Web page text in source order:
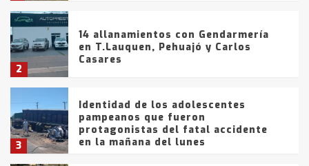
2
14 allanamientos con Gendarmería
en T.Lauquen, Pehuajó y Carlos
Casares
3
Identidad de los adolescentes
pampeanos que fueron
protagonistas del fatal accidente
en la mañana del lunes